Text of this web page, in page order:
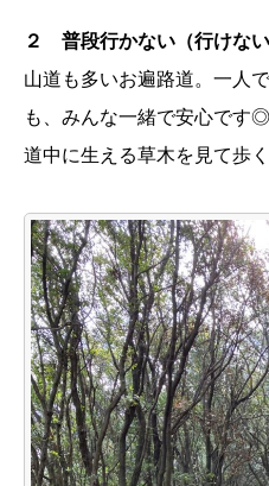
２ 普段行かない（行けな
山道も多いお遍路道。一人
も、みんな一緒で安心です◎
道中に生える草木を見て歩く